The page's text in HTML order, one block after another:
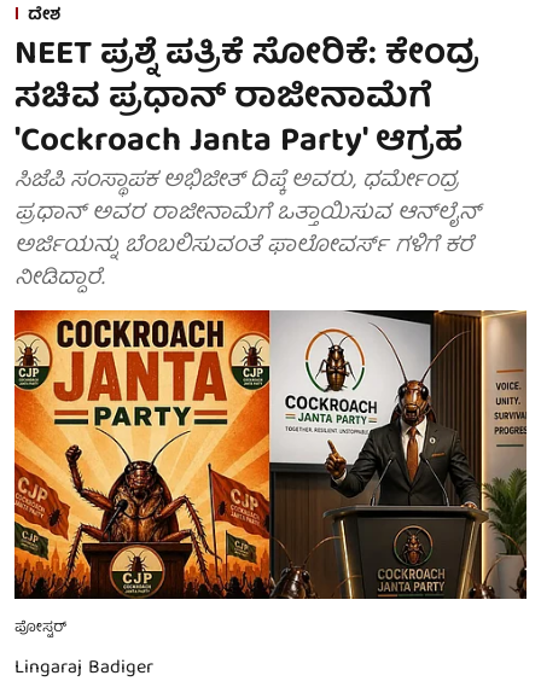
ದೇಶ
NEET ಪ್ರಶ್ನೆ ಪತ್ರಿಕೆ ಸೋರಿಕೆ: ಕೇಂದ್ರ
ಸಚಿವ ಪ್ರಧಾನ್ ರಾಜೀನಾಮೆಗೆ
'Cockroach Janta Party' ಆಗ್ರಹ
ಸಿಜೆಪಿ ಸಂಸ್ಥಾಪಕ ಅಭಿಜೀತ್ ದಿಪ್ಕೆ ಅವರು, ಧರ್ಮೇಂದ್ರ
ಪ್ರಧಾನ್ ಅವರ ರಾಜೀನಾಮೆಗೆ ಒತ್ತಾಯಿಸುವ ಆನ್‌ಲೈನ್
ಅರ್ಜಿಯನ್ನು ಬೆಂಬಲಿಸುವಂತೆ ಫಾಲೋವರ್ಸ್ ಗಳಿಗೆ ಕರೆ
ನೀಡಿದ್ದಾರೆ.
ಪೋಸ್ಟರ್
Lingaraj Badiger